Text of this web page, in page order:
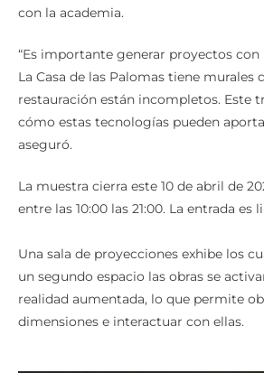
con la academia.
“Es importante generar proyectos con
La Casa de las Palomas tiene murales
restauración están incompletos. Este
cómo estas tecnologías pueden
aseguró.
La muestra cierra este 10 de abril de
entre las 10:00 las 21:00. La entrada es
Una sala de proyecciones exhibe los
un segundo espacio las obras se
realidad aumentada, lo que permite
dimensiones e interactuar con ellas.